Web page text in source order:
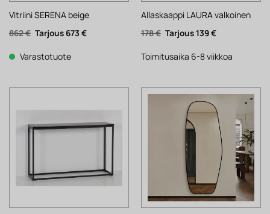
Vitriini SERENA beige
862€ Alkuperäinen
hinta
862 €.
673 €Nykyinen
Varastotuote
Allaskaappi LAURA valkoinen
178€ Alkuperäinen
hinta
178 €.
139€Nykyinen
139 €.
Toimitusaika 6-8 viikkoa